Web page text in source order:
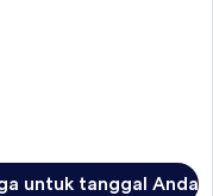
untuk tanggal Anda